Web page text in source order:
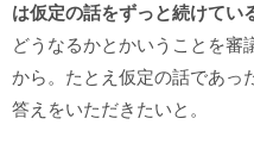
は仮定の話をずっと続けてい
どうなるかとかいうことを審
から。たとえ仮定の話であっ
答えをいただきたいと。